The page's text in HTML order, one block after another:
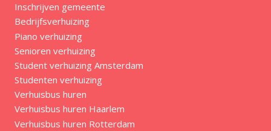
Inschrijven gemeente
Bedrijfsverhuizing
Piano verhuizing
Senioren verhuizing
Student verhuizing Amsterdam
Studenten verhuizing
Verhuisbus huren
Verhuisbus huren Haarlem
Verhuisbus huren Rotterdam